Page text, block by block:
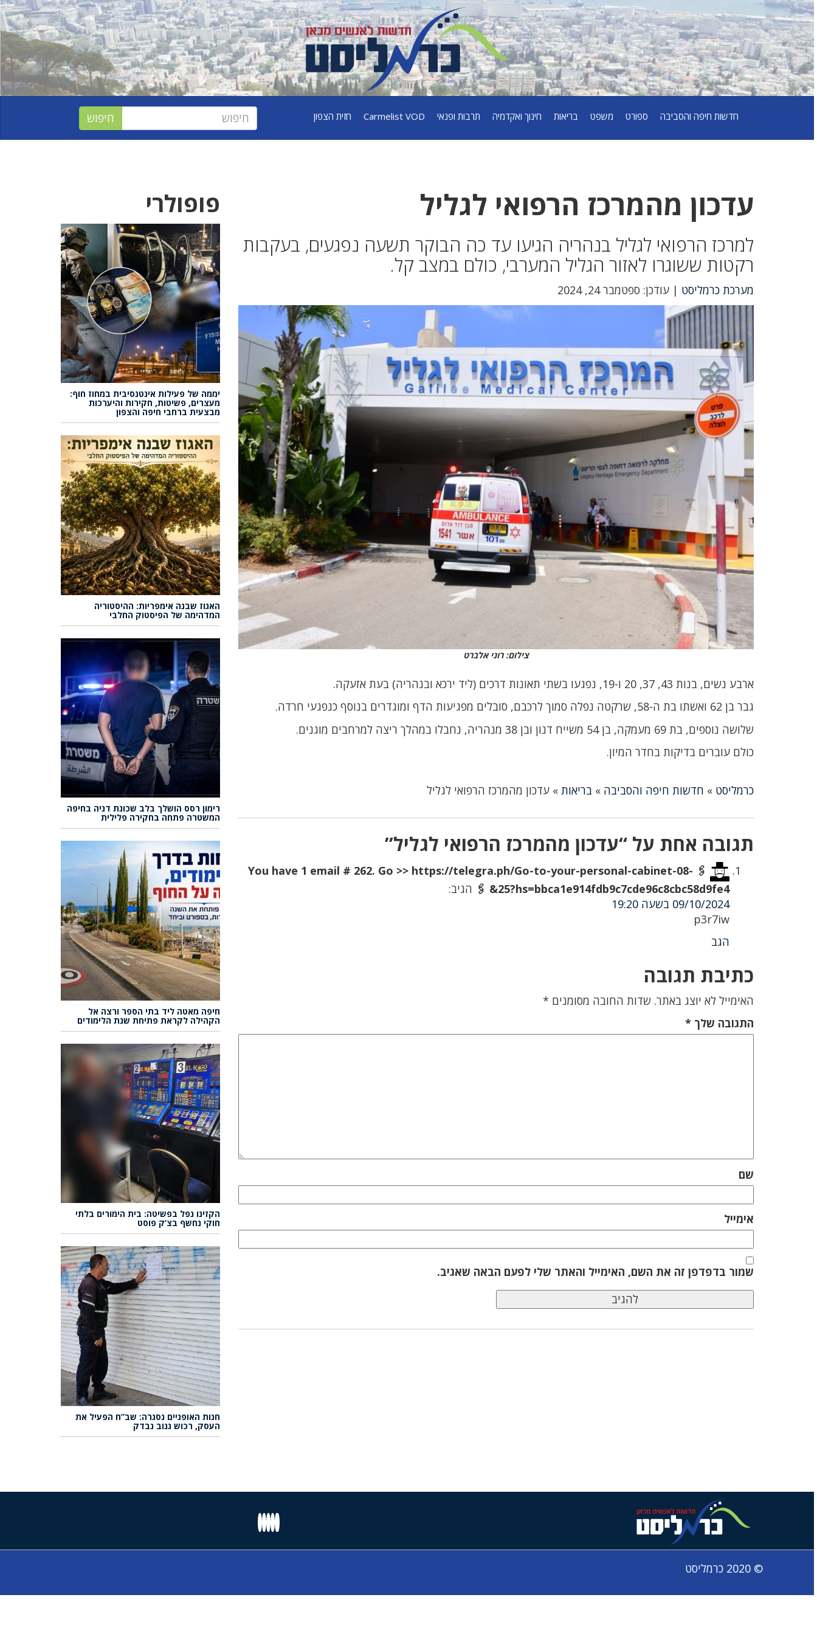
חדשות חיפה והסביבה ספורט משפט בריאות חינוך ואקדמיה תרבות ופנאי Carmelist VOD חזית הצפון
עדכון מהמרכז הרפואי לגליל
למרכז הרפואי לגליל בנהריה הגיעו עד כה הבוקר תשעה נפגעים, בעקבות
רקטות ששוגרו לאזור הגליל המערבי, כולם במצב קל.
מערכת כרמליסט | עודכן: ספטמבר 24, 2024
צילום: רוני אלברט
ארבע נשים, בנות 43, 37, 20 ו-19, נפגעו בשתי תאונות דרכים (ליד ירכא ובנהריה) בעת אזעקה.
גבר בן 62 ואשתו בת ה-58, שרקטה נפלה סמוך לרכבם, סובלים מפגיעות הדף ומוגדרים בנוסף כנפגעי חרדה.
שלושה נוספים, בת 69 מעמקה, בן 54 משייח דנון ובן 38 מנהריה, נחבלו במהלך ריצה למרחבים מוגנים.
כולם עוברים בדיקות בחדר המיון.
כרמליסט » חדשות חיפה והסביבה » בריאות »עדכון מהמרכז הרפואי לגליל
תגובה אחת על “עדכון מהמרכז הרפואי לגליל”
🖇 You have 1 email # 262. Go >> https://telegra.ph/Go-to-your-personal-cabinet-08-
25?hs=bbca1e914fdb9c7cde96c8cbc58d9fe4& 🖇
הגיב:
09/10/2024 בשעה 19:20
p3r7iw
הגב
כתיבת תגובה
האימייל לא יוצג באתר. שדות החובה מסומנים *
התגובה שלך*
שם
אימייל
שמור בדפדפן זה את השם, האימייל והאתר שלי לפעם הבאה שאגיב.
פופולרי
יממה של פעילות אינטנסיבית במחוז חוף:
מעצרים, פשיטות, חקירות והיערכות
מבצעית ברחבי חיפה והצפון
האגוז שבנה אימפריות: ההיסטוריה
המדהימה של הפיסטוק החלבי
רימון רסס הושלך בלב שכונת דניה בחיפה
המשטרה פתחה בחקירה פלילית
חיפה מאטה ליד בתי הספר ורצה אל
הקהילה לקראת פתיחת שנת הלימודים
הקזינו נפל בפשיטה: בית הימורים בלתי
חוקי נחשף בצ’ק פוסט
חנות האופניים נסגרה: שב”ח הפעיל את
העסק, רכוש גנוב נבדק
© 2020 כרמליסט